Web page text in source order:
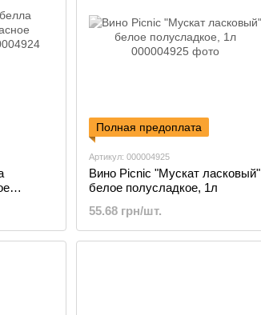
Полная предоплата
Артикул: 000004925
Вино Picnic "Мускат ласковый"
белое полусладкое, 1л
55.68 грн/шт.